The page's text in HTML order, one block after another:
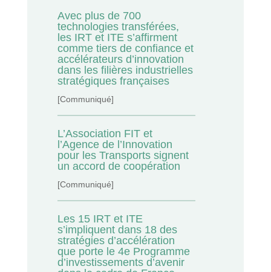
Avec plus de 700
technologies transférées,
les IRT et ITE s’affirment
comme tiers de confiance et
accélérateurs d’innovation
dans les filières industrielles
stratégiques françaises
[Communiqué]
L’Association FIT et
l’Agence de l’Innovation
pour les Transports signent
un accord de coopération
[Communiqué]
Les 15 IRT et ITE
s’impliquent dans 18 des
stratégies d’accélération
que porte le 4e Programme
d’investissements d’avenir